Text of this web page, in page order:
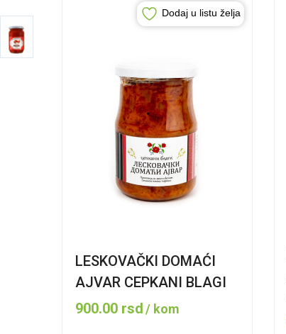
Dodaj u listu želja
LESKOVAČKI DOMAĆI
AJVAR CEPKANI BLAGI
900.00 rsd/ kom